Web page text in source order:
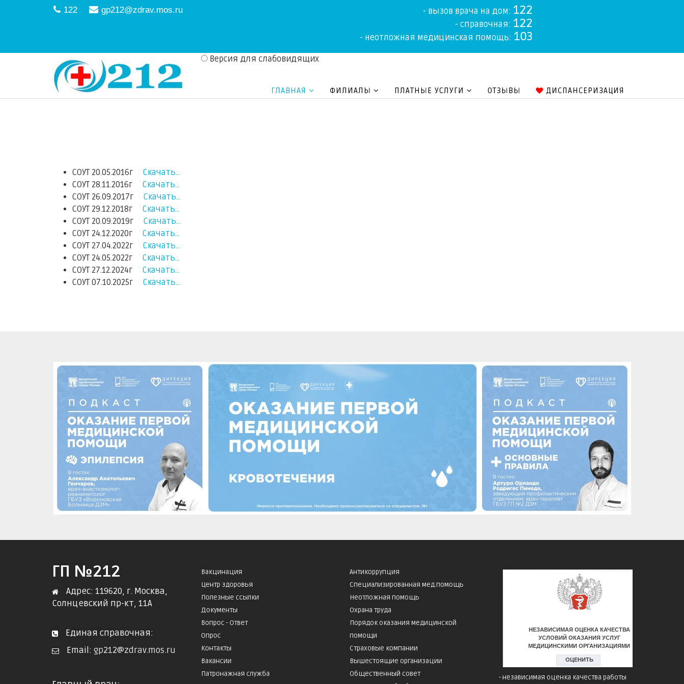
122 gp212@zdrav.mos.ru - вызов врача на дом: 122
- справочная: 122
- неотложная медицинская помощь: 103
Версия для слабовидящих
ГЛАВНАЯ ФИЛИАЛЫ ПЛАТНЫЕ УСЛУГИ ОТЗЫВЫ ДИСПАНСЕРИЗАЦИЯ
СОУТ 20.05.2016г
Скачать...
СОУТ 28.11.2016г Скачать...
СОУТ 26.09.2017г Скачать...
СОУТ 29.12.2018г Скачать...
СОУТ 20.09.2019г Скачать...
СОУТ 24.12.2020г Скачать...
СОУТ 27.04.2022г Скачать...
СОУТ 24.05.2022г Скачать...
СОУТ 27.12.2024г Скачать...
СОУТ 07.10.2025г Скачать...
ГП №212
Адрес: 119620, г. Москва,
Солнцевский пр-кт, 11А
Единая справочная:
Email: gp212@zdrav.mos.ru
Вакцинация
Центр здоровья
Полезные ссылки
Документы
Вопрос - Ответ
Опрос
Контакты
Вакансии
Патронажная служба
Антикоррупция
Специализированная мед.помощь
Неотложная помощь
Охрана труда
Порядок оказания медицинской
помощи
Страховые компании
Вышестоящие организации
Общественный совет
-независимая оценка качества работы